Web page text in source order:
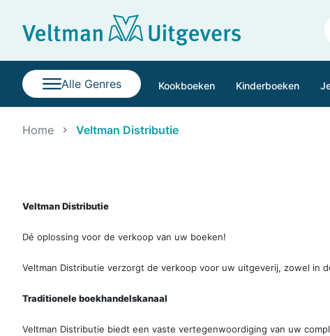
Alle Genres Kookboeken Kinderboeken
Home Veltman Distributie
Veltman Distributie
Dé oplossing voor de verkoop van uw boeken!
Veltman Distributie verzorgt de verkoop voor uw uitgeverij, zowel in
Traditionele boekhandelskanaal
Veltman Distributie biedt een vaste vertegenwoordiging van uw